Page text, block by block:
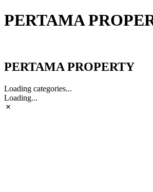
PERTAMA
PERTAMA PROPERTY
Loading categories...
Loading...